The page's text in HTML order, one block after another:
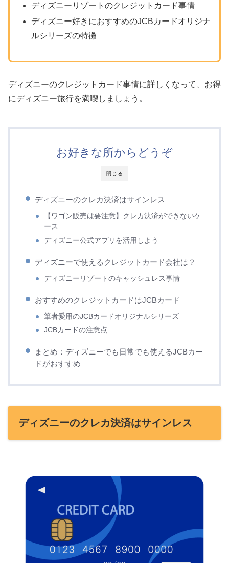
ディズニーリゾートのクレジットカード事情
ディズニー好きにおすすめのJCBカードオリジナ
ルシリーズの特徴
ディズニーのクレジットカード事情に詳しくなって、お得
にディズニー旅行を満喫しましょう。
閉じる
お好きな所からどうぞ
ディズニーのクレカ決済はサインレス
【ワゴン販売は要注意】クレカ決済ができないケ
ース
ディズニー公式アプリを活用しよう
ディズニーで使えるクレジットカード会社は？
ディズニーリゾートのキャッシュレス事情
おすすめのクレジットカードはJCBカード
筆者愛用のJCBカードオリジナルシリーズ
JCBカードの注意点
まとめ：ディズニーでも日常でも使えるJCBカー
ドがおすすめ
ディズニーのクレカ決済はサインレス